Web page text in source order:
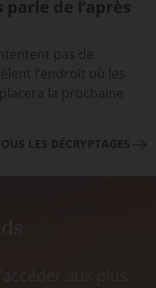
de l’après
pas de
l’endroit où les
la prochaine
LES DÉCRYPTAGES